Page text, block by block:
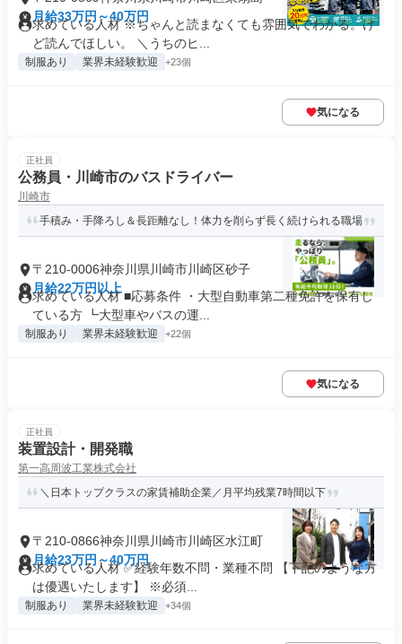
月給33万円～40万円
求めている人材 ※ちゃんと読まなくても雰囲気でわかる。け
ど読んでほしい。 ＼うちのヒ...
制服あり 業界未経験歓迎 +23個
気になる
正社員
公務員・川崎市のバスドライバー
川崎市
手積み・手降ろし＆長距離なし！体力を削らず長く続けられる職場
〒210-0006神奈川県川崎市川崎区砂子
月給22万円以上
求めている人材 ■応募条件 ・大型自動車第二種免許を保有し
ている方 ┗大型車やバスの運...
制服あり 業界未経験歓迎 +22個
気になる
正社員
装置設計・開発職
第一高周波工業株式会社
＼日本トップクラスの家賃補助企業／月平均残業7時間以下
〒210-0866神奈川県川崎市川崎区水江町
月給23万円～40万円
求めている人材 ✅経験年数不問・業種不問 【下記のような方
は優遇いたします】 ※必須...
制服あり 業界未経験歓迎 +34個